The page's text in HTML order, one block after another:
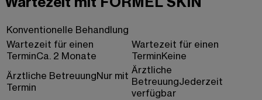
Konventionelle Behandlung
Wartezeit für einen
TerminCa. 2 Monate
Wartezeit für einen
TerminKeine
Ärztliche BetreuungNur mit
Termin
Ärztliche
BetreuungJederzeit
verfügbar